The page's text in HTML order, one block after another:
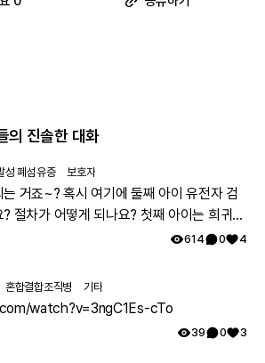
호흡 곤란, 고열 등에 시달렸어요. 그러나 친
속적인 도움으로 두 차례의 큰 수술을 무사히
어려움을 극복하고 계속해서 성장하고 싶다는
답게 만들기 위해 노력하겠다고 다짐하셨어
에서 읽어볼 수 있어요.
행사와 캠페인이 있어요.
관부종 환자 위한
및 희귀난치질환 어린이 위한 자선경매 진행
의 진솔한 대화
성 폐섬유증 보호자
거죠~? 혹시 여기에 둘째 아이 유전자 검
절차가 어떻게 되나요? 첫째 아이는 희귀질
애기 아빠랑 저랑 유전자 검사했는데 돌연변
주차에 무슨 검사하셨나요? 도움 좀 주심
614 0 4
혼합결합조직병 기타
watch?v=3ngC1Es-cTo
39 0 3